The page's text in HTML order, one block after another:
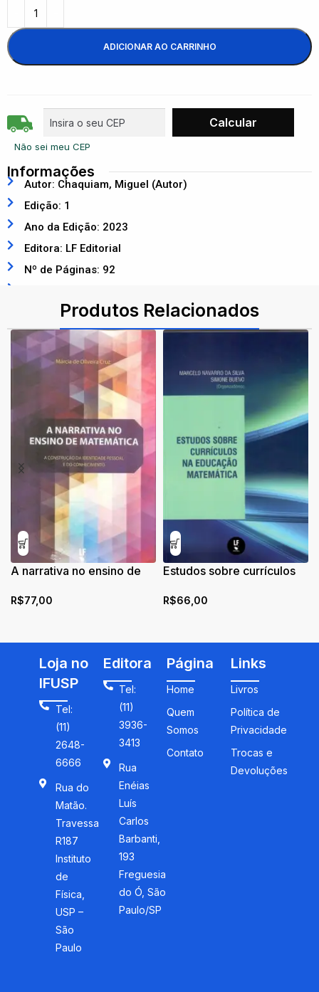
ADICIONAR AO CARRINHO
Não sei meu CEP
Informações
Autor: Chaquiam, Miguel (Autor)
Edição: 1
Ano da Edição: 2023
Editora: LF Editorial
Nº de Páginas: 92
Produtos Relacionados
A narrativa no ensino de
da identidade pessoal e
R$77,00
Estudos sobre currículos
R$66,00
Loja no
IFUSP
Tel:
(11)
2648-
6666
Rua do
Matão.
Travessa
R187
Instituto
de
Física,
USP –
São
Paulo
Editora
Tel:
(11)
3936-
3413
Rua
Enéias
Luís
Carlos
Barbanti,
193
Freguesia
do Ó, São
Paulo/SP
Página
Home
Quem
Somos
Contato
Links
Livros
Política de
Privacidade
Trocas e
Devoluções